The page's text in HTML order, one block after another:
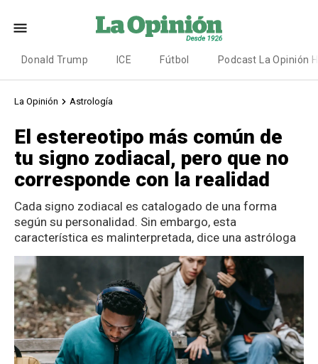
Donald Trump ICE Fútbol Podcast La Opinión
La Opinión Astrología
El estereotipo más común de
tu signo zodiacal, pero que no
corresponde con la realidad
Cada signo zodiacal es catalogado de una forma
según su personalidad. Sin embargo, esta
característica es malinterpretada, dice una astróloga